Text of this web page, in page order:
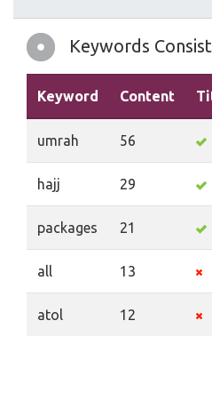
Keywords
Keyword Content
umrah 56
hajj 29
packages 21
all 13
atol 12